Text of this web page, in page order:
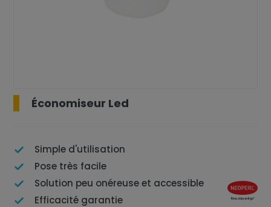
Économiseur Led
Simple d'utilisation
Pose très facile
Solution peu onéreuse et accessible
Efficacité garantie